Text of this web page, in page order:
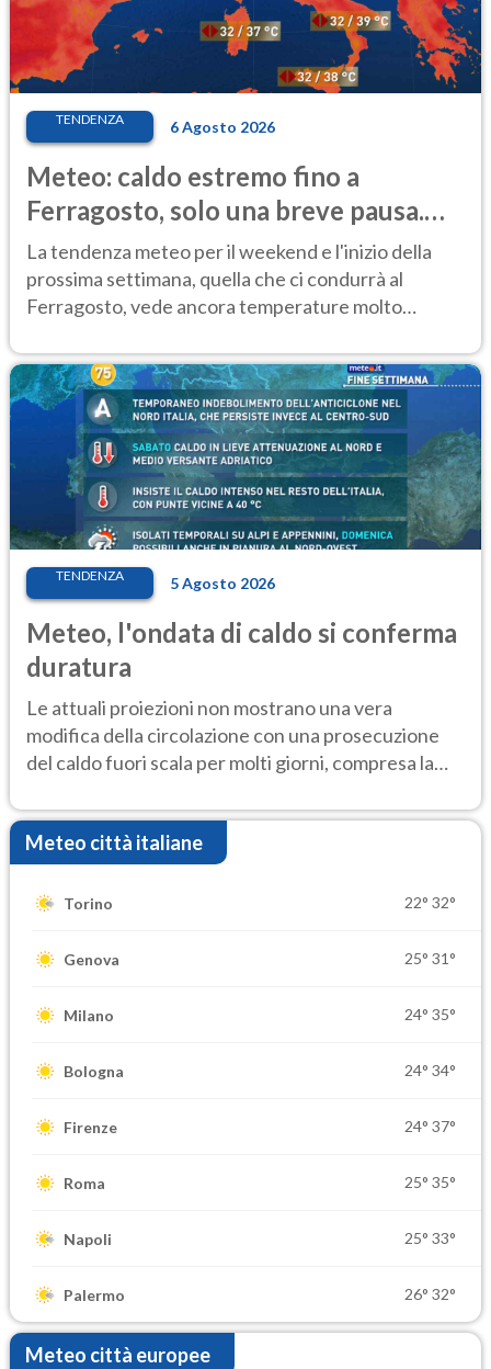
TENDENZA 6 Agosto 2026
Meteo: caldo estremo fino a
Ferragosto, solo una breve pausa.
Ecco dove
La tendenza meteo per il weekend e l'inizio della
prossima settimana, quella che ci condurrà al
Ferragosto, vede ancora temperature molto
TENDENZA 5 Agosto 2026
Meteo, l'ondata di caldo si conferma
duratura
Le attuali proiezioni non mostrano una vera
modifica della circolazione con una prosecuzione
del caldo fuori scala per molti giorni, compresa la
Meteo città italiane
Torino 22° 32°
Genova 25° 31°
Milano 24° 35°
Bologna 24° 34°
Firenze 24° 37°
Roma 25° 35°
Napoli 25° 33°
Palermo 26° 32°
Meteo città europee